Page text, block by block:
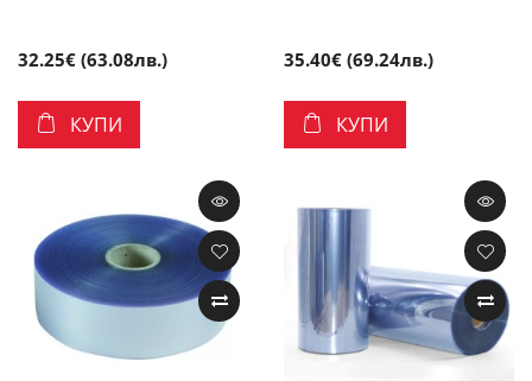
32.25€ (63.08лв.)
КУПИ
35.40€ (69.24лв.)
КУПИ